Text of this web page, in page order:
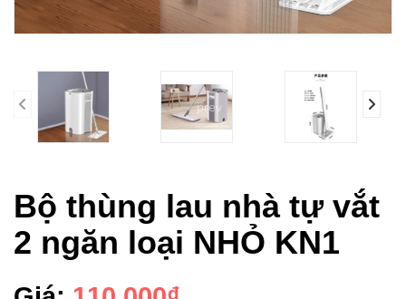
prev
Bộ thùng lau nhà tự vắt
2 ngăn loại NHỎ KN1